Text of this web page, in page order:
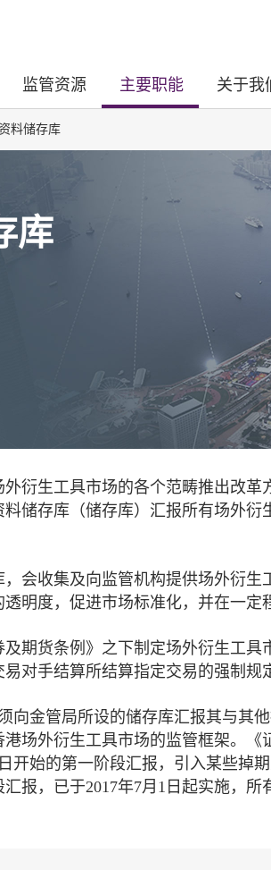
监管资源 主要职能 关于我
料储存库
库
衍生工具市场的各个范畴推出改
储存库（储存库）汇报所有场外
会收集及向监管机构提供场外衍
明度，促进市场标准化，并在一定
期货条例》之下制定场外衍生工
对手结算所结算指定交易的强制规
向金管局所设的储存库汇报其与其
场外衍生工具市场的监管框架。
开始的第一阶段汇报，引入某些掉
报，已于2017年7月1日起实施，